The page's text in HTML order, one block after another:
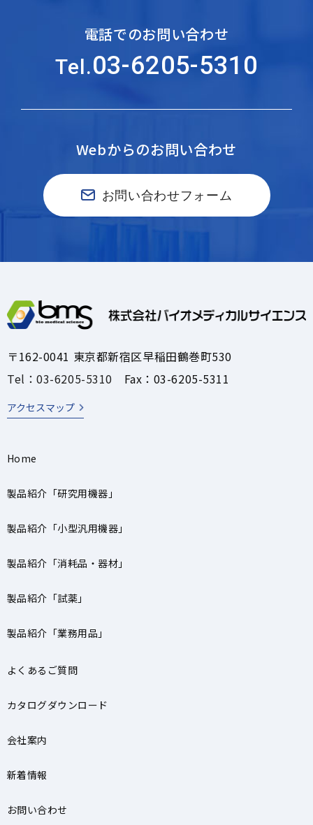
電話でのお問い合わせ
Tel.03-6205-5310
Webからのお問い合わせ
お問い合わせフォーム
〒162-0041 東京都新宿区早稲田鶴巻町530
Tel：03-6205-5310 Fax：03-6205-5311
アクセスマップ
Home
製品紹介「研究用機器」
製品紹介「小型汎用機器」
製品紹介「消耗品・器材」
製品紹介「試薬」
製品紹介「業務用品」
よくあるご質問
カタログダウンロード
会社案内
新着情報
お問い合わせ